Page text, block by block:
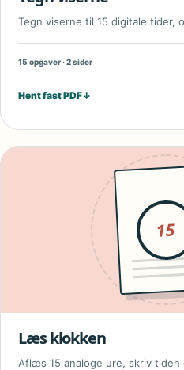
Tegn viserne til 15 digitale tider,
15 opgaver · 2 sider
Hent fast PDF↓
15
Læs klokken
Aflæs 15 analoge ure, skriv